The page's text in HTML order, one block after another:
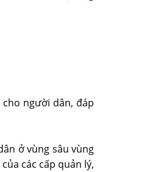
người dân, đáp
ở vùng sâu vùng
các cấp quản lý,